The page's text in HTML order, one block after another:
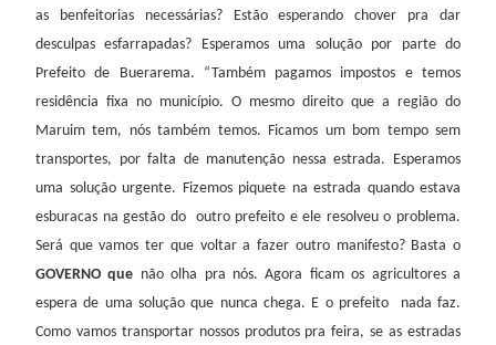
as benfeitorias necessárias? Estão esperando chover pra dar
desculpas esfarrapadas? Esperamos uma solução por parte do
Prefeito de Buerarema. “Também pagamos impostos e temos
residência fixa no município. O mesmo direito que a região do
Maruim tem, nós também temos. Ficamos um bom tempo sem
transportes, por falta de manutenção nessa estrada. Esperamos
uma solução urgente. Fizemos piquete na estrada quando estava
esburacas na gestão do outro prefeito e ele resolveu o problema.
Será que vamos ter que voltar a fazer outro manifesto? Basta o
GOVERNO que não olha pra nós. Agora ficam os agricultores a
espera de uma solução que nunca chega. E o prefeito
nada faz.
Como vamos transportar nossos produtos pra feira, se as estradas